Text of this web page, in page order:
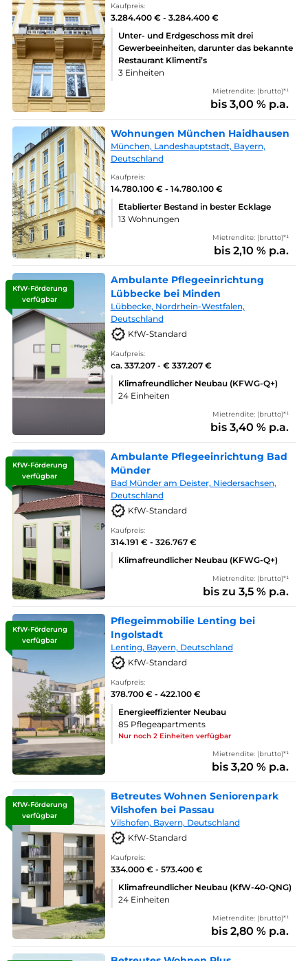
Kaufpreis:
3.284.400 € - 3.284.400 €
Unter- und Erdgeschoss mit drei
Gewerbeeinheiten, darunter das bekannte
Restaurant Klimenti’s
3 Einheiten
Mietrendite: (brutto)*¹
bis 3,00 % p.a.
Wohnungen München Haidhausen
München, Landeshauptstadt, Bayern,
Deutschland
Kaufpreis:
14.780.100 € - 14.780.100 €
Etablierter Bestand in bester Ecklage
13 Wohnungen
Mietrendite: (brutto)*¹
bis 2,10 % p.a.
KfW-Förderung
verfügbar
Ambulante Pflegeeinrichtung
Lübbecke bei Minden
Lübbecke, Nordrhein-Westfalen,
Deutschland
KfW-Standard
Kaufpreis:
ca. 337.207 - € 337.207 €
Klimafreundlicher Neubau (KFWG-Q+)
24 Einheiten
Mietrendite: (brutto)*¹
bis 3,40 % p.a.
KfW-Förderung
verfügbar
Ambulante Pflegeeinrichtung Bad
Münder
Bad Münder am Deister, Niedersachsen,
Deutschland
KfW-Standard
Kaufpreis:
314.191 € - 326.767 €
Klimafreundlicher Neubau (KFWG-Q+)
Mietrendite: (brutto)*¹
bis zu 3,5 % p.a.
KfW-Förderung
verfügbar
Pflegeimmobilie Lenting bei
Ingolstadt
Lenting, Bayern, Deutschland
KfW-Standard
Kaufpreis:
378.700 € - 422.100 €
Energieeffizienter Neubau
85 Pflegeapartments
Nur noch 2 Einheiten verfügbar
Mietrendite: (brutto)*¹
bis 3,20 % p.a.
KfW-Förderung
verfügbar
Betreutes Wohnen Seniorenpark
Vilshofen bei Passau
Vilshofen, Bayern, Deutschland
KfW-Standard
Kaufpreis:
334.000 € - 573.400 €
Klimafreundlicher Neubau (KfW-40-QNG)
24 Einheiten
Mietrendite: (brutto)*¹
bis 2,80 % p.a.